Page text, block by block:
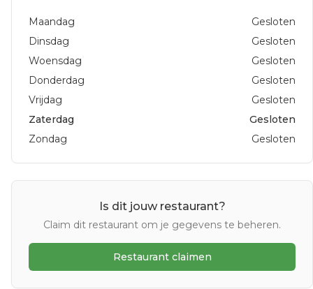
Maandag
Gesloten
Dinsdag
Gesloten
Woensdag
Gesloten
Donderdag
Gesloten
Vrijdag
Gesloten
Zaterdag
Gesloten
Zondag
Gesloten
Is dit jouw restaurant?
Claim dit restaurant om je gegevens te beheren.
Restaurant claimen